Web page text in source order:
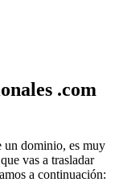
.com
un dominio, es muy
vas a trasladar
a continuación: